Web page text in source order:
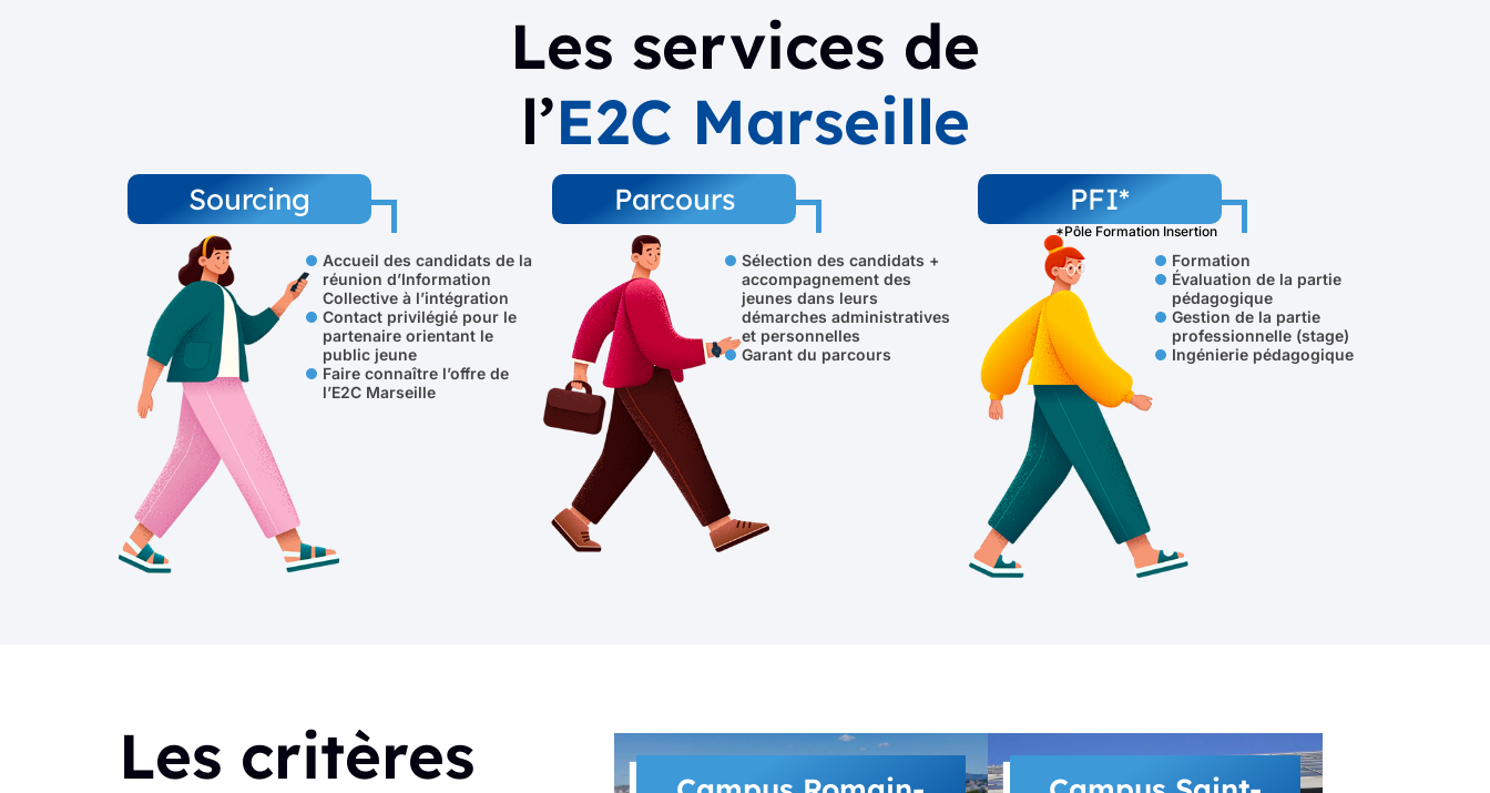
Les services de
l’E2C Marseille
Sourcing
Accueil des candidats de la
réunion d’Information
Collective à l’intégration
Contact privilégié pour le
partenaire orientant le
public jeune
Faire connaître l’offre de
l’E2C Marseille
Parcours
Sélection des candidats +
accompagnement des
jeunes dans leurs
démarches administratives
et personnelles
Garant du parcours
PFI*
*Pôle Formation Insertion
Formation
Évaluation de la partie
pédagogique
Gestion de la partie
professionnelle (stage)
Ingénierie pédagogique
Les critères